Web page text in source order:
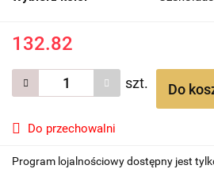
132.82
szt. Do
Do przechowalni
Program lojalnościowy dostępny jest